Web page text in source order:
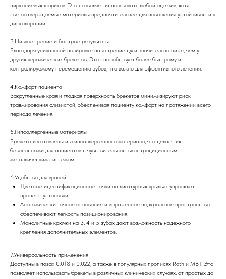
циркониевых шариков. Это позволяет использовать любой адгезив, хотя
светоотверждаемые материалы предпочтительнее для повышения устойчивости к
дисколорации.
3.Низкое трение и быстрые результаты
Благодаря уникальной полировке паза трение дуги значительно ниже, чем у
других керамических брекетов. Это способствует более быстрому и
контролируемому перемещению зубов, что важно для эффективного лечения.
4.Комфорт пациента
Закругленные края и гладкая поверхность брекетов минимизируют риск
травмирования слизистой, обеспечивая пациенту комфорт на протяжении всего
периода лечения.
5.Гипоаллергенные материалы
Брекеты изготовлены из гипоаллергенного материала, что делает их
безопасными для пациентов с чувствительностью к традиционным
металлическим системам.
6.Удобство для врачей
Цветные идентификационные точки на лигатурных крыльях упрощают
процесс установки.
Анатомически точное основание и выраженное подкрыльное пространство
обеспечивают легкость позиционирования.
Монолитные крючки на 3, 4 и 5 зубах дают возможность надежного
крепления дополнительных элементов.
7.Универсальность применения
Доступны в пазах 0.018 и 0.022, а также в популярных прописях Roth и MBT. Это
позволяет использовать брекеты в различных клинических случаях, от простых до